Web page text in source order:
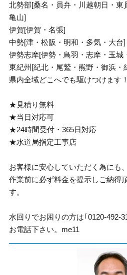
北勢部[桑名・員弁・川越朝日・東
亀山]
伊賀[伊賀・名張]
中勢[津・松阪・明和・多気・大台]
伊勢志摩[伊勢・鳥羽・志摩・玉城
東紀州[紀北・尾鷲・熊野・御浜・
県内全域どこへでも駆けつけます！
★見積り無料
★当日対応可
★24時間受付・365日対応
★水道局指定工事店
お客様に安心していただく為にも、
作業前に必ず料金を提示しご納得
す。
水回りでお困りの方は｢0120-492-
お電話下さい。me11